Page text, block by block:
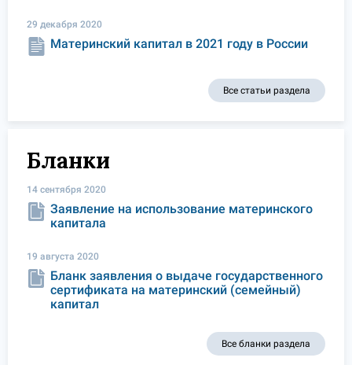
29 декабря 2020
Материнский капитал в 2021 году в России
Все статьи раздела
Бланки
14 сентября 2020
Заявление на использование материнского
капитала
19 августа 2020
Бланк заявления о выдаче государственного
сертификата на материнский (семейный)
капитал
Все бланки раздела